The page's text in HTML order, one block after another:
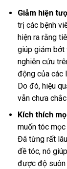
Giảm hiện
trị các bệnh
hiện ra rằng
giúp giảm bớt
nghiên cứu
động của các
Do đó, hiệu
vẫn chưa
Kích thích
muốn tóc
Đã từng rất
đề tóc, nó
được độ suôn